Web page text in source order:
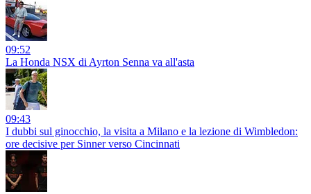
09:52
La Honda NSX di Ayrton Senna va all'asta
09:43
I dubbi sul ginocchio, la visita a Milano e la lezione di Wimbledon:
ore decisive per Sinner verso Cincinnati